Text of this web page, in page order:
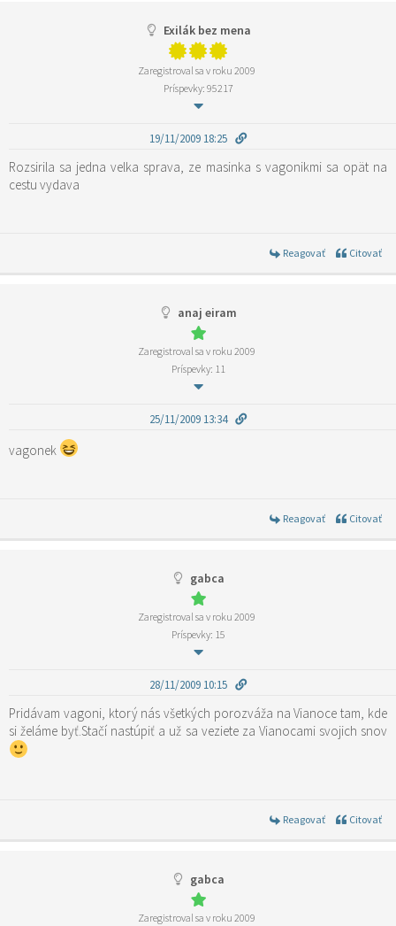
Exilák bez mena
Zaregistroval sa v roku 2009
Príspevky: 95217
19/11/2009 18:25
Rozsirila sa jedna velka sprava, ze masinka s vagonikmi sa opät na
cestu vydava
Reagovať Citovať
anaj eiram
Zaregistroval sa v roku 2009
Príspevky: 11
25/11/2009 13:34
vagonek
Reagovať Citovať
gabca
Zaregistroval sa v roku 2009
Príspevky: 15
28/11/2009 10:15
Pridávam vagoni, ktorý nás všetkých porozváža na Vianoce tam, kde
Reagovať Citovať
gabca
Zaregistroval sa v roku 2009